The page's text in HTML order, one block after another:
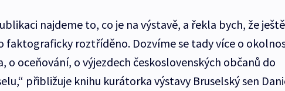
najdeme to, co je na výstavě, a řekla bych, že
faktograficky roztříděno. Dozvíme se tady více o
o oceňování, o výjezdech československých občanů do
přibližuje knihu kurátorka výstavy Bruselský sen